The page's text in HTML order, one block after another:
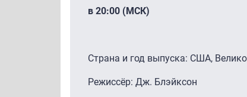
в 20:00 (МСК)
Страна и год выпуска: США,
Режиссёр: Дж. Блэйксон